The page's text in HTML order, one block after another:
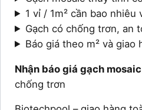
1 vỉ / 1m² cần bao
Gạch có chống trơn, an
Báo giá theo m² và giao
Nhận báo giá gạch
chống trơn